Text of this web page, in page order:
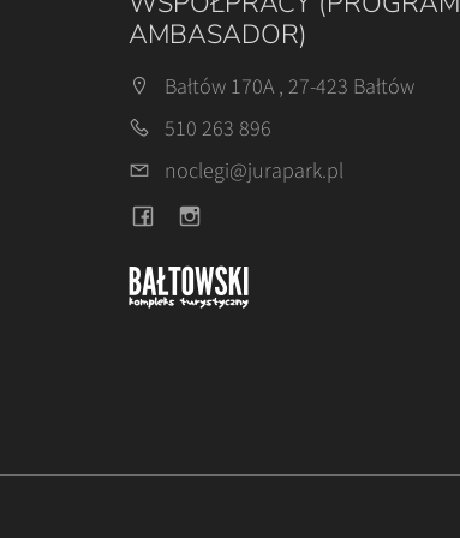
AMBASADOR)
Bałtów 170A , 27-423 Bałtów
510 263 896
noclegi@jurapark.pl